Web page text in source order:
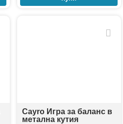
Cayro Игра за баланс в
метална кутия